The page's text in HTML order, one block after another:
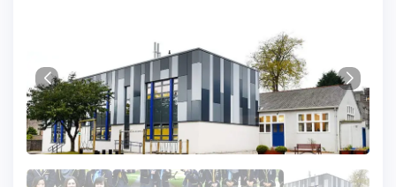
کارکنان مدرسه در پی تربیت دخترانی معتمد به نفس، بلند پرواز و
آینده‌نگر هستند و آن‌ها را در مسیر دست‌یابی به اهدافشان حمایت
می‌کنند.
دختران St Margaret در محیطی آرام، صمیمی و به دور از تنش و
استرس بر روی خواسته‌ها و اهداف خود متمرکز می‌شوند و مسیر
موفقیت را در پیش می‌گیرند.